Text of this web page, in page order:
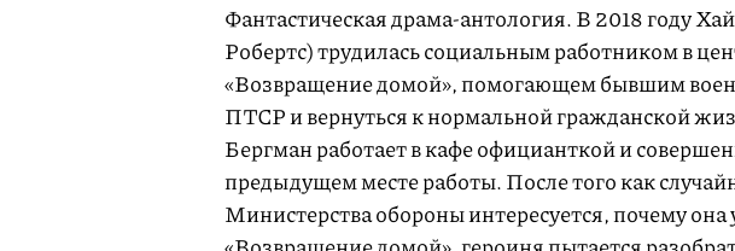
Фантастическая драма-антология. В 2018 году
Робертс) трудилась социальным работником в
«Возвращение домой», помогающем бывшим
ПТСР и вернуться к нормальной гражданской
Бергман работает в кафе официанткой и
предыдущем месте работы. После того как
Министерства обороны интересуется, почему